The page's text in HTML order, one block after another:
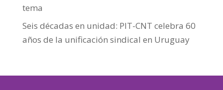
tema
Seis décadas en unidad: PIT-CNT celebra 60
años de la unificación sindical en Uruguay